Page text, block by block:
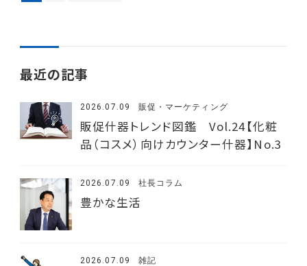
最近の記事
2026.07.09 販促・マーケティング
販促什器トレンド図鑑 Vol.24【化粧
品（コスメ）向けカウンター什器】No.3
2026.07.09 社長コラム
豊かな生活
2026.07.09 雑記